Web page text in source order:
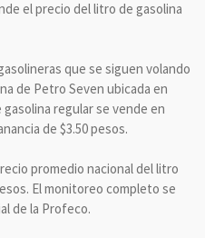
el precio del litro de gasolina
que se siguen volando
de Petro Seven ubicada en
regular se vende en
de $3.50 pesos.
promedio nacional del litro
El monitoreo completo se
de la Profeco.